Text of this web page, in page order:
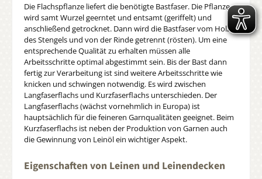
Die Flachspflanze liefert die benötigte Bastfaser. Die Pflanze
wird samt Wurzel geerntet und entsamt (geriffelt) und
anschließend getrocknet. Dann wird die Bastfaser vom Holz
des Stengels und von der Rinde getrennt (rösten). Um eine
entsprechende Qualität zu erhalten müssen alle
Arbeitsschritte optimal abgestimmt sein. Bis der Bast dann
fertig zur Verarbeitung ist sind weitere Arbeitsschritte wie
knicken und schwingen notwendig. Es wird zwischen
Langfaserflachs und Kurzfaserflachs unterschieden. Der
Langfaserflachs (wächst vornehmlich in Europa) ist
hauptsächlich für die feineren Garnqualitäten geeignet. Beim
Kurzfaserflachs ist neben der Produktion von Garnen auch
die Gewinnung von Leinöl ein wichtiger Aspekt.
Eigenschaften von Leinen und Leinendecken